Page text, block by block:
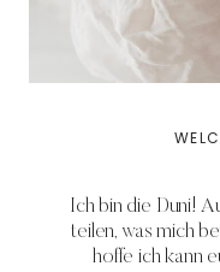
Ich bin die Duni!
teilen, was mich
hoffe ich kann